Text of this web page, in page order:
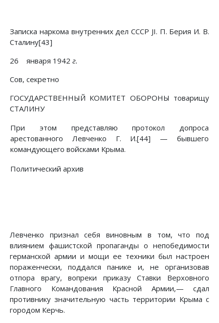
Записка наркома внутренних дел СССР JI. П. Берия И. В.
Сталину[43]
26 января 1942 г.
Сов, секретно
ГОСУДАРСТВЕННЫЙ КОМИТЕТ ОБОРОНЫ товарищу
СТАЛИНУ
При этом представляю протокол допроса
арестованного Левченко Г. И.[44] — бывшего
командующего войсками Крыма.
Политический архив
Левченко признал себя виновным в том, что под
влиянием фашистской пропаганды о непобедимости
германской армии и мощи ее техники был настроен
пораженчески, поддался панике и, не организовав
отпора врагу, вопреки приказу Ставки Верховного
Главного Командования Красной Армии,— сдал
противнику значительную часть территории Крыма с
городом Керчь.